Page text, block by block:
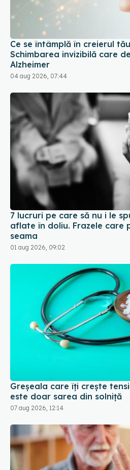
Ce se întâmplă în creierul
Schimbarea invizibilă care
Alzheimer
04 aug 2026, 07:44
7 lucruri pe care să nu i le
aflate în doliu. Frazele care
seama
01 aug 2026, 09:02
Greșeala care îți crește